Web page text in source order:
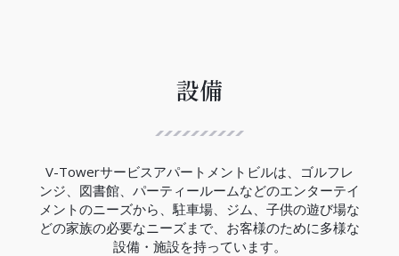
V-Towerの近くにはCauGiay駅があり、3号線の完
設備
V-Towerサービスアパートメントビルは、ゴルフレ
ンジ、図書館、パーティールームなどのエンターテイ
メントのニーズから、駐車場、ジム、子供の遊び場な
どの家族の必要なニーズまで、お客様のために多様な
設備・施設を持っています。